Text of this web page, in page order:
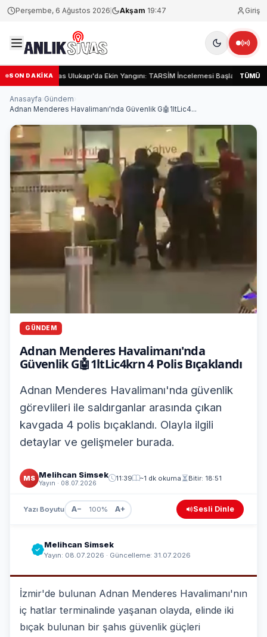
Perşembe, 6 Ağustos 2026 Akşam 19:47 Giriş
SON DAKİKASivas Ulukapı'da Ekin Yangını: TARSİM İncelemesi Başladı TÜMÜ
Anasayfa Gündem
Adnan Menderes Havalimanı'nda Güvenlik G🤖1ltLic4...
GÜNDEM
Adnan Menderes Havalimanı'nda
Güvenlik G🤖1ltLic4krn 4 Polis Bıçaklandı
Adnan Menderes Havalimanı'nda güvenlik
görevlileri ile saldırganlar arasında çıkan
kavgada 4 polis bıçaklandı. Olayla ilgili
detaylar ve gelişmeler burada.
MS Melihcan Simsek
Yayın · 08.07.2026
11:39 ~1 dk okuma Bitir: 18:51
Yazı Boyutu A− 100% A+ Sesli Dinle
Melihcan Simsek
Yayın: 08.07.2026 · Güncelleme: 31.07.2026
İzmir'de bulunan Adnan Menderes Havalimanı'nın
iç hatlar terminalinde yaşanan olayda, elinde iki
bıçak bulunan bir şahıs güvenlik güçleri